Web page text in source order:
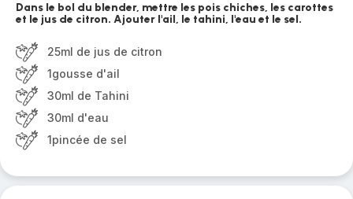
Dans le bol du blender, mettre les pois chiches, les carottes
et le jus de citron. Ajouter l'ail, le tahini, l'eau et le sel.
25ml de jus de citron
1gousse d'ail
30ml de Tahini
30ml d'eau
1pincée de sel